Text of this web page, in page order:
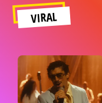
VIRAL